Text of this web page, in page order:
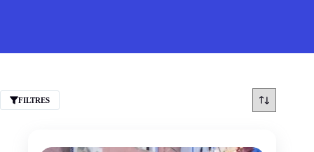
FILTRES